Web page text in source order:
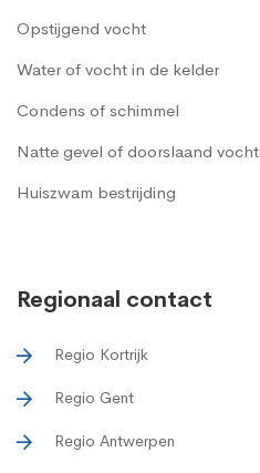
Opstijgend vocht
Water of vocht in de kelder
Condens of schimmel
Natte gevel of doorslaand vocht
Huiszwam bestrijding
Regionaal contact
Regio Kortrijk
Regio Gent
Regio Antwerpen